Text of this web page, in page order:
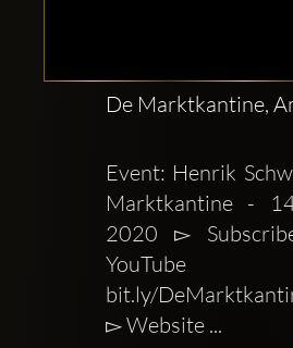
De Marktkantine,
Event: Henrik
Marktkantine -
2020 ▻
YouTube
bit.ly/
▻ Website ...